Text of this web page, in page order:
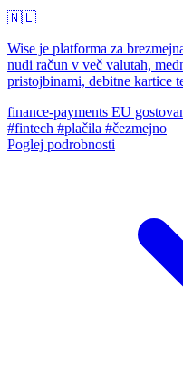
🇳🇱
Wise je platforma za
nudi račun v več valutah,
pristojbinami, debitne kartice
finance-payments EU
#fintech #plačila #čezmejno
Poglej podrobnosti